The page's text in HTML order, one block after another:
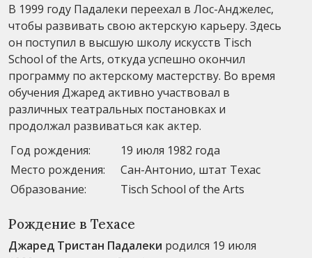
В 1999 году Падалеки переехал в Лос-Анджелес,
чтобы развивать свою актерскую карьеру. Здесь
он поступил в высшую школу искусств Tisch
School of the Arts, откуда успешно окончил
программу по актерскому мастерству. Во время
обучения Джаред активно участвовал в
различных театральных постановках и
продолжал развиваться как актер.
Год рождения:
19 июля 1982 года
Место рождения:
Сан-Антонио, штат Техас
Образование:
Tisch School of the Arts
Рождение в Техасе
Джаред Тристан Падалеки родился 19 июля